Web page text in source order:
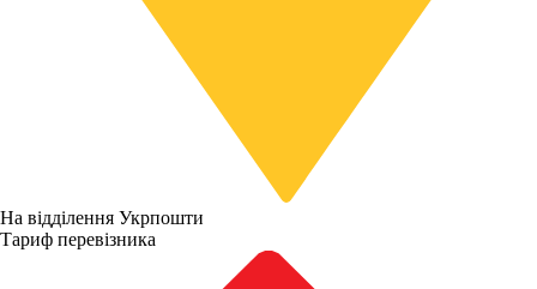
На відділення Укрпошти
Тариф перевізника